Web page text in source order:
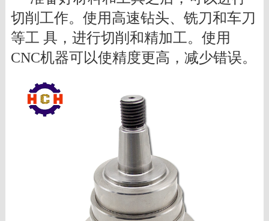
切削工作。使用高速钻头、铣刀和车刀
等工 具，进行切削和精加工。使用
CNC机器可以使精度更高，减少错误。